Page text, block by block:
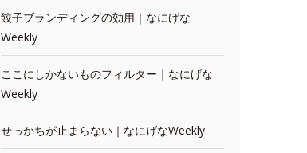
餃子ブランディングの効用｜なにげな
Weekly
ここにしかないものフィルター｜なにげな
Weekly
せっかちが止まらない｜なにげなWeekly